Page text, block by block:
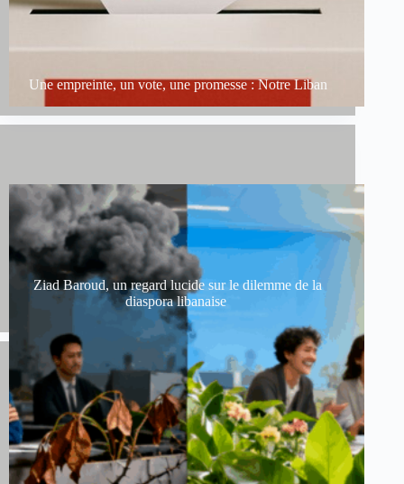
Une empreinte, un vote, une promesse : Notre Liban
Ziad Baroud, un regard lucide sur le dilemme de la
diaspora libanaise